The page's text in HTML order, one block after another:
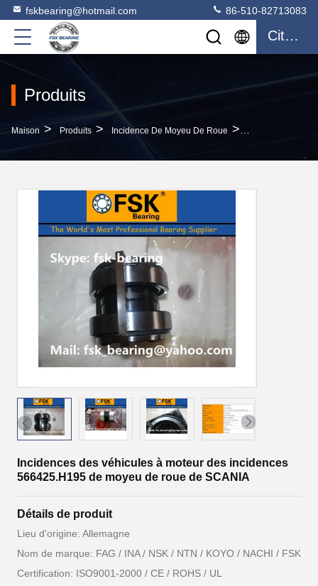
fskbearing@hotmail.com 86-510-82713083
Citation
Produits
Maison > Produits > Incidence De Moyeu De Roue >
Incidences des véhicules à moteur des incidences
566425.H195 de moyeu de roue de SCANIA
Détails de produit
Lieu d'origine: Allemagne
Nom de marque: FAG / INA / NSK / NTN / KOYO / NACHI / FSK
Certification: ISO9001-2000 / CE / ROHS / UL